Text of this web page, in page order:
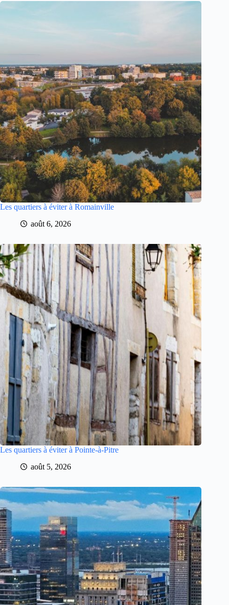
Les quartiers à éviter à Romainville
août 6, 2026
Les quartiers à éviter à Pointe-à-Pitre
août 5, 2026